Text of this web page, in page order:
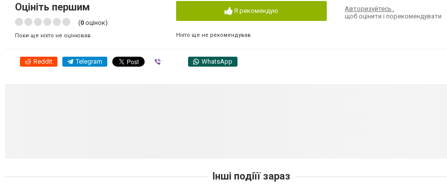
Оцініть першим
(0 оцінок)
Поки ще ніхто не оцінював
Я рекомендую
Ніхто ще не рекомендував
Авторизуйтесь
щоб оцінити і порекомендувати
Reddit Telegram WhatsApp
Інші подіїї зараз